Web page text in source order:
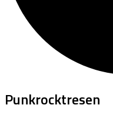
Punkrocktresen